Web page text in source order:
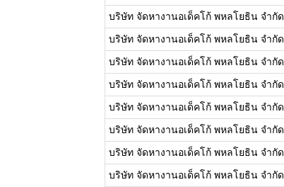
บริษัท จัดหางานอเด็คโก้ พหลโยธิน จำกัด
บริษัท จัดหางานอเด็คโก้ พหลโยธิน จำกัด
บริษัท จัดหางานอเด็คโก้ พหลโยธิน จำกัด
บริษัท จัดหางานอเด็คโก้ พหลโยธิน จำกัด
บริษัท จัดหางานอเด็คโก้ พหลโยธิน จำกัด
บริษัท จัดหางานอเด็คโก้ พหลโยธิน จำกัด
บริษัท จัดหางานอเด็คโก้ พหลโยธิน จำกัด
บริษัท จัดหางานอเด็คโก้ พหลโยธิน จำกัด